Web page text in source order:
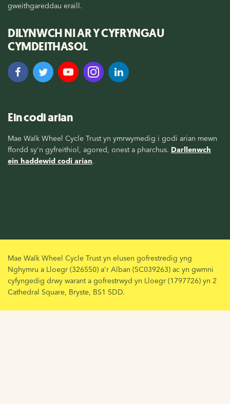
gweithgareddau eraill.
DILYNWCH NI AR Y CYFRYNGAU
CYMDEITHASOL
Ein codi arian
Mae Walk Wheel Cycle Trust yn ymrwymedig i godi arian mewn
ffordd sy'n gyfreithiol, agored, onest a pharchus. Darllenwch
ein haddewid codi arian.
Mae Walk Wheel Cycle Trust yn elusen gofrestredig yng
Nghymru a Lloegr (326550) a'r Alban (SC039263) ac yn gwmni
cyfyngedig drwy warant a gofrestrwyd yn Lloegr (1797726) yn 2
Cathedral Square, Bryste, BS1 5DD.